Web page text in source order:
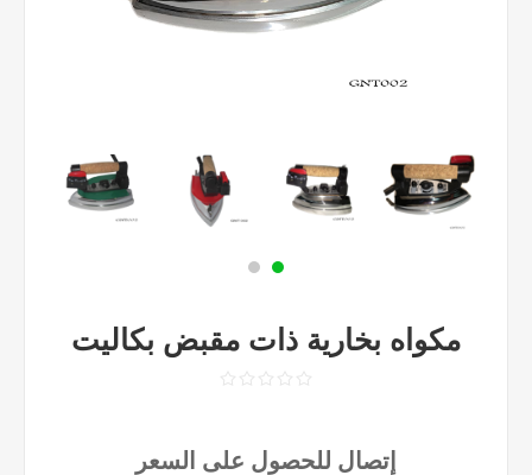
مكواه بخارية ذات مقبض بكاليت
إتصال للحصول على السعر